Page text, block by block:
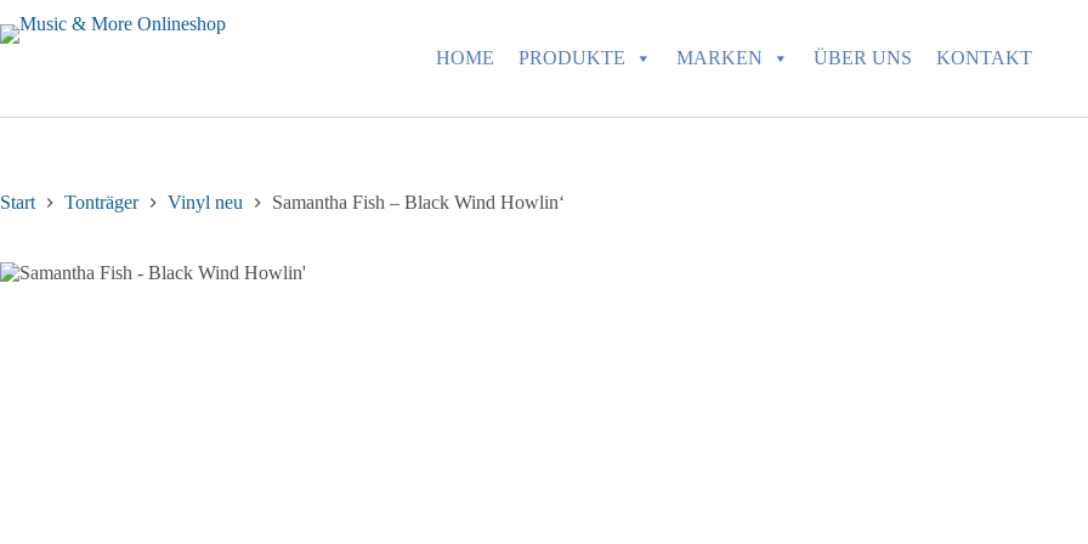
Inhalt
HOME PRODUKTE MARKEN ÜBER UNS KONTAKT
Start Tonträger Vinyl neu Samantha Fish – Black Wind Howlin‘